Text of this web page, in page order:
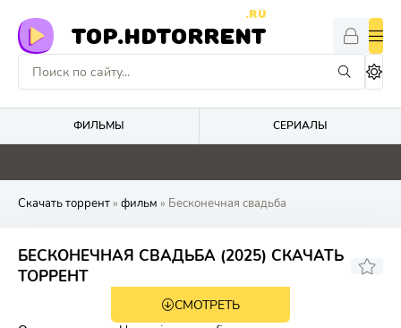
TOP.HDTORRENT
.RU
ФИЛЬМЫ СЕРИАЛЫ
0 4.4 0 0
Скачать торрент» фильм » Бесконечная свадьба
БЕСКОНЕЧНАЯ СВАДЬБА (2025) СКАЧАТЬ
ТОРРЕНТ
СМОТРЕТЬ